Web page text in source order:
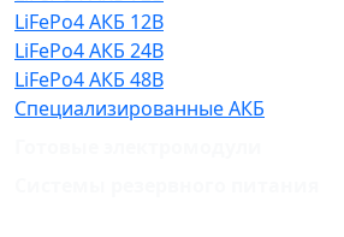
LiFePo4 АКБ 12В
LiFePo4 АКБ 24В
LiFePo4 АКБ 48В
Специализированные АКБ